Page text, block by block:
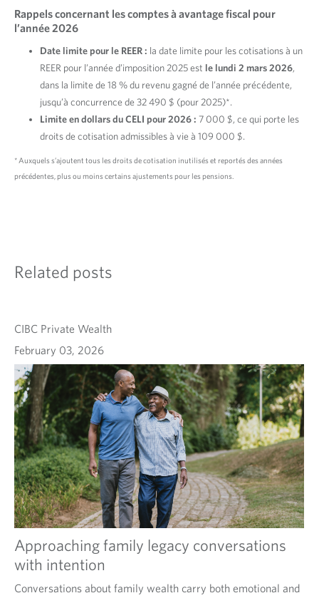
Rappels concernant les comptes à avantage fiscal pour
l’année 2026
Date limite pour le REER : la date limite pour les cotisations à un
REER pour l’année d’imposition 2025 est le lundi 2 mars 2026,
dans la limite de 18 % du revenu gagné de l’année précédente,
jusqu’à concurrence de 32 490 $ (pour 2025)*.
Limite en dollars du CELI pour 2026 : 7 000 $, ce qui porte les
droits de cotisation admissibles à vie à 109 000 $.
* Auxquels s’ajoutent tous les droits de cotisation inutilisés et reportés des années
précédentes, plus ou moins certains ajustements pour les pensions.
Related posts
CIBC Private Wealth
February 03, 2026
Approaching family legacy conversations
with intention
Conversations about family wealth carry both emotional and